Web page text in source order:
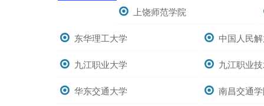
上饶师范学院
东华理工大学 中国人民
九江职业大学 九江职业
华东交通大学 南昌交通